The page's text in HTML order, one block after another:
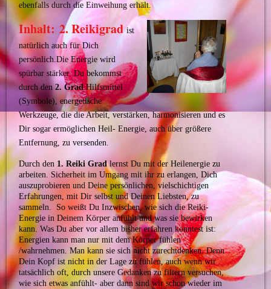
ebenfalls durch die Einweihung erhält.
Inhalt: 2. Reikigrad ist
natürlich auch für Dich
persönlich.Die Energie wird
spürbar stärker. Du bekommst
durch den2. GradHilfsmittel
(Symbole), energetische
Werkzeuge, die die Arbeit, verstärken, harmonisieren und es
Dir sogar ermöglichen Heil- Energie, auch über größere
Entfernung, zu versenden.
Durch den 1. Reiki Grad lernst Du mit der Heilenergie zu
arbeiten. Sicherheit im Umgang mit ihr zu erlangen, Dich
auszuprobieren und Deine persönlichen, vielschichtigen
Erfahrungen, mit Dir selbst und Deinen Liebsten, zu
sammeln. So weißt Du Inzwischen, wie sich die Reiki-
Energie in Deinem Körper anfühlt und was sie bewirken
kann. Was Du aber vor allem bisher erfahren konntest ist:
Energien kann man nur mit dem Körper fühlen
/wahrnehmen. Man kann sie sich nicht zurechtdenken. Denn
Dein Kopf ist nicht in der Lage zu fühlen, auch wenn wir
tatsächlich oft, durch unsere Gedanken zu filtern versuchen,
wie sich etwas anfühlt- aber dann sind wir schon wieder im